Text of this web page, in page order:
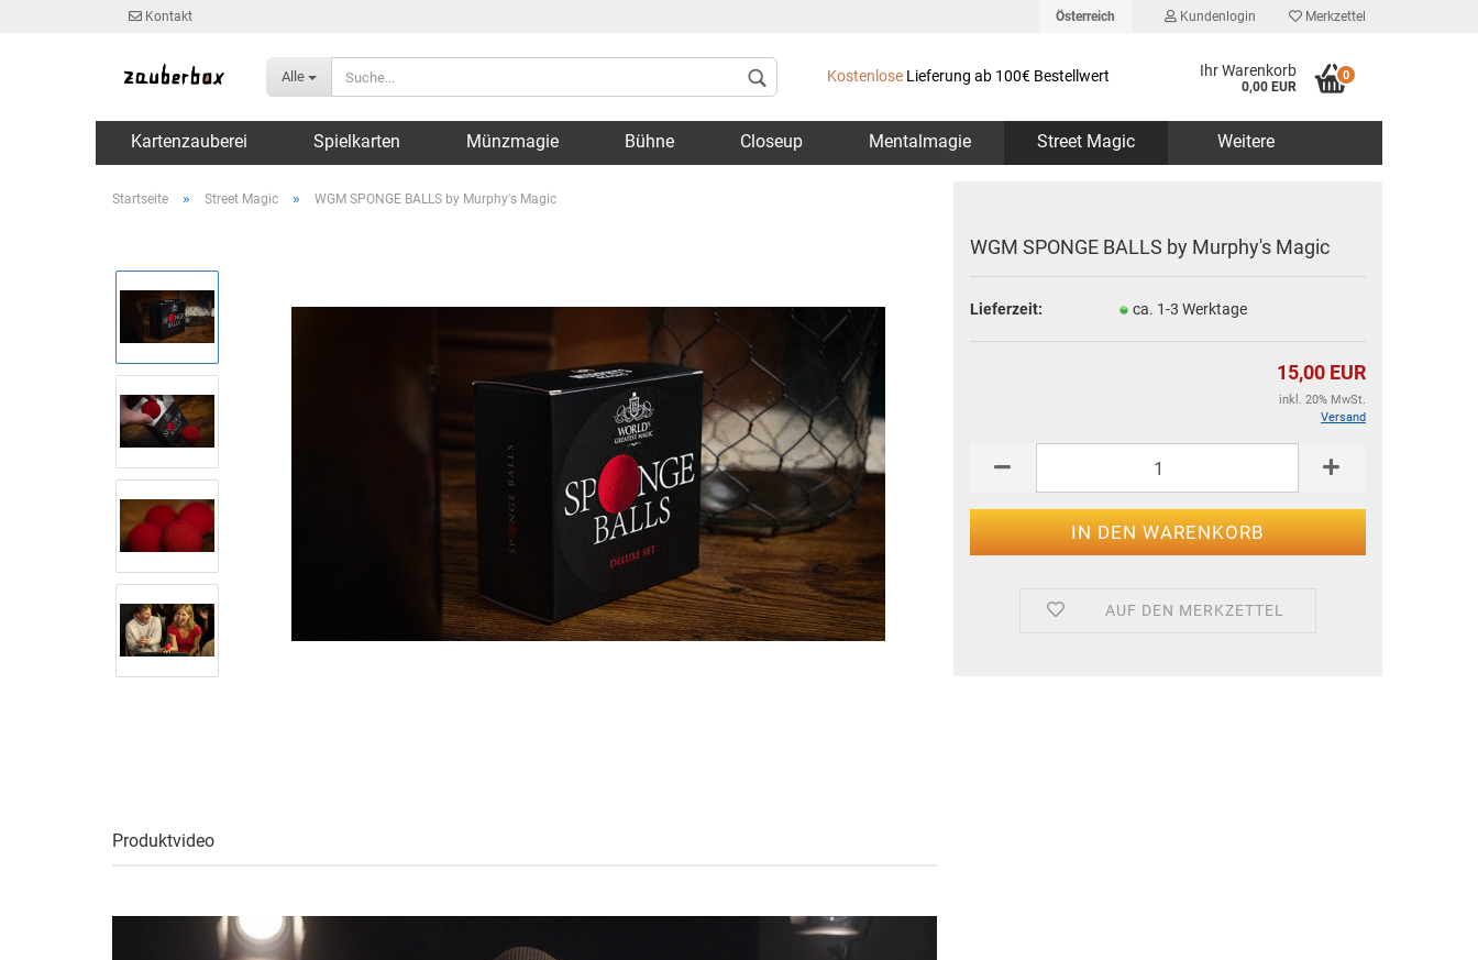
Kontakt Österreich
Lieferland
Kundenlogin
Konto erstellen
Merkzettel
Alle Kostenlose Lieferung ab 100€ Bestellwert Ihr Warenkorb
0,00 EUR
0
Kartenzauberei Spielkarten Münzmagie Bühne Closeup Mentalmagie Street Magic Weitere
Startseite » Street Magic » WGM SPONGE BALLS by Murphy's Magic
WGM SPONGE BALLS by Murphy's Magic
Lieferzeit: ca. 1-3 Werktage
15,00 EUR
inkl. 20% MwSt.
Versand
AUF DEN MERKZETTEL
Produktvideo